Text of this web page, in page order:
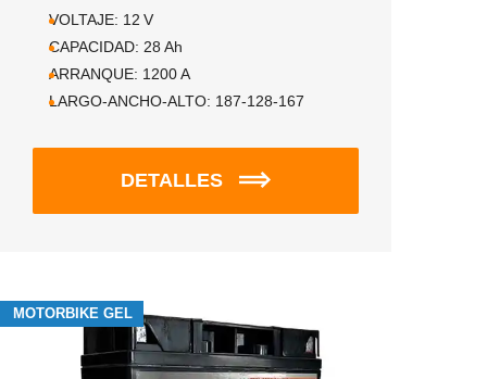
VOLTAJE: 12 V
CAPACIDAD: 28 Ah
ARRANQUE: 1200A
LARGO-ANCHO-ALTO: 187-128-167
DETALLES
MOTORBIKE GEL